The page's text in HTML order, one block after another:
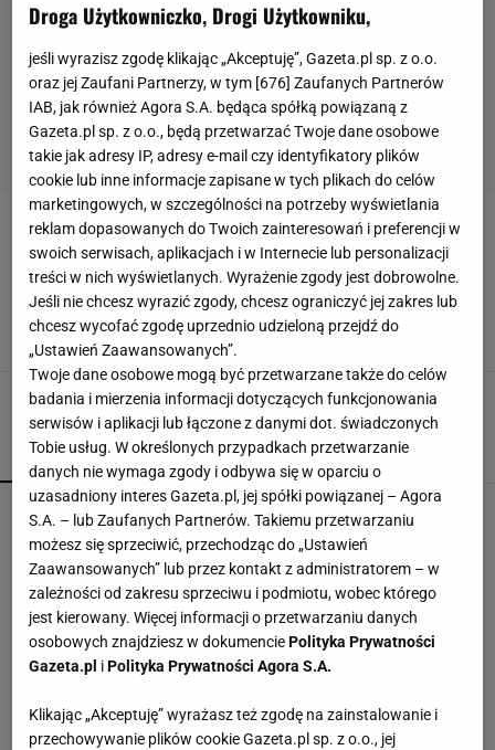
TAYLOR SWIFT
Taylor Swift powiedziała "tak". Zaglądamy do
domu przyszłej pary młodej
ARCHITEKTURA DESIGN TAYLOR SWIFT TRAVIS KELCE
POPULARNE NAJNOWSZE
Fotopułapka przyłapie każdego, kto odwiedza
ogród w nocy. I sarnę, i złodzieja
Vintage gramofony wracają do łask. Polacy na
nowo pokochali vinyle
MATERIAŁ PROMOCYJNY
Droga Użytkowniczko, Drogi Użytkowniku,
jeśli wyrazisz zgodę klikając „Akceptuję”, Gazeta.pl sp. z o.o.
oraz jej Zaufani Partnerzy, w tym [ 676 ] Zaufanych Partnerów
IAB, jak również Agora S.A. będąca spółką powiązaną z
Gazeta.pl sp. z o.o., będą przetwarzać Twoje dane osobowe
takie jak adresy IP, adresy e-mail czy identyfikatory plików
cookie lub inne informacje zapisane w tych plikach do celów
marketingowych, w szczególności na potrzeby wyświetlania
reklam dopasowanych do Twoich zainteresowań i preferencji w
swoich serwisach, aplikacjach i w Internecie lub personalizacji
treści w nich wyświetlanych. Wyrażenie zgody jest dobrowolne.
Jeśli nie chcesz wyrazić zgody, chcesz ograniczyć jej zakres lub
chcesz wycofać zgodę uprzednio udzieloną przejdź do
„Ustawień Zaawansowanych”.
Twoje dane osobowe mogą być przetwarzane także do celów
badania i mierzenia informacji dotyczących funkcjonowania
serwisów i aplikacji lub łączone z danymi dot. świadczonych
Tobie usług. W określonych przypadkach przetwarzanie
danych nie wymaga zgody i odbywa się w oparciu o
uzasadniony interes Gazeta.pl, jej spółki powiązanej – Agora
S.A. – lub Zaufanych Partnerów. Takiemu przetwarzaniu
możesz się sprzeciwić, przechodząc do „Ustawień
Zaawansowanych” lub przez kontakt z administratorem – w
zależności od zakresu sprzeciwu i podmiotu, wobec którego
jest kierowany. Więcej informacji o przetwarzaniu danych
osobowych znajdziesz w dokumencie Polityka Prywatności
Gazeta.pl i Polityka Prywatności Agora S.A.
Klikając „Akceptuję” wyrażasz też zgodę na zainstalowanie i
przechowywanie plików cookie Gazeta.pl sp. z o.o., jej